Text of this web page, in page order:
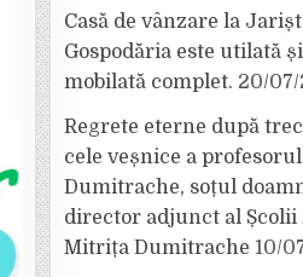
Casă de vânzare la
Gospodăria este utilată și
mobilată complet. 20/
Regrete eterne după
cele veșnice a
Dumitrache, soțul
director adjunct al Școlii
Mitrița Dumitrache 10/